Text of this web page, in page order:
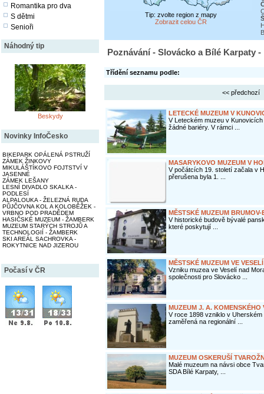
Romantika pro dva
S dětmi
Senioři
Náhodný tip
Beskydy
Novinky InfoČesko
BIKEPARK OPÁLENÁ PSTRUŽÍ
ZÁMEK ŽINKOVY
MIKULÁŠTÍKOVO FOJTSTVÍ V
JASENNÉ
ZÁMEK LEŠANY
LESNÍ DIVADLO SKALKA -
PODLESÍ
ALPALOUKA - ŽELEZNÁ RUDA
PŮJČOVNA KOL A KOLOBĚŽEK -
VRBNO POD PRADĚDEM
HASIČSKÉ MUZEUM - ŽAMBERK
MUZEUM STARÝCH STROJŮ A
TECHNOLOGIÍ - ŽAMBERK
SKI AREÁL SACHROVKA -
ROKYTNICE NAD JIZEROU
Počasí v ČR
Tip: zvolte region z mapy
Zobrazit celou ČR
Poznávání - Slovácko a Bílé Karpaty -
Třídění seznamu podle:
<< předchozí
LETECKÉ MUZEUM V
V Leteckém muzeu v
žádné bariéry. V rámci ...
MASARYKOVO MUZEUM V
V počátcích 19. století začala v
přerušena byla 1. ...
MĚSTSKÉ MUZEUM BRUMOV-
V historické budově bývalé
které poskytují ...
MĚSTSKÉ MUZEUM VE
Vzniku muzea ve Veselí nad
společnosti pro Slovácko ...
MUZEUM J. A. KOMENSKÉHO
V roce 1898 vzniklo v
zaměřená na regionální ...
MUZEUM OSKERUŠÍ
Malé muzeum na návsi obce
SDA Bílé Karpaty, ...